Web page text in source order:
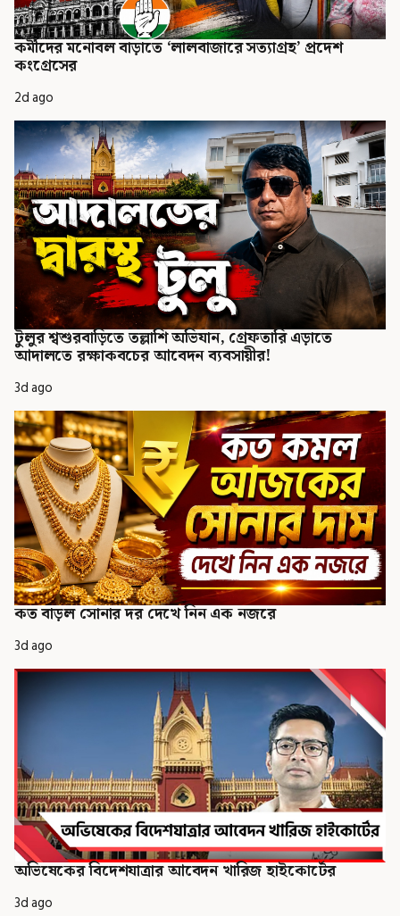
কর্মীদের মনোবল বাড়াতে ‘লালবাজারে সত্যাগ্রহ’ প্রদেশ
কংগ্রেসের
2d ago
টুলুর শ্বশুরবাড়িতে তল্লাশি অভিযান, গ্রেফতারি এড়াতে
আদালতে রক্ষাকবচের আবেদন ব্যবসায়ীর!
3d ago
কত বাড়ল সোনার দর দেখে নিন এক নজরে
3d ago
অভিষেকের বিদেশযাত্রার আবেদন খারিজ হাইকোর্টের
3d ago